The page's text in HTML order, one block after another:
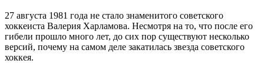
27 августа 1981 года не стало знаменитого советского
хоккеиста Валерия Харламова. Несмотря на то, что после его
гибели прошло много лет, до сих пор существуют несколько
версий, почему на самом деле закатилась звезда советского
хоккея.